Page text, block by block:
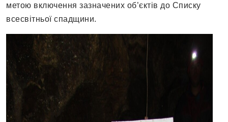
метою включення зазначених об’єктів до Списку
всесвітньої спадщини.